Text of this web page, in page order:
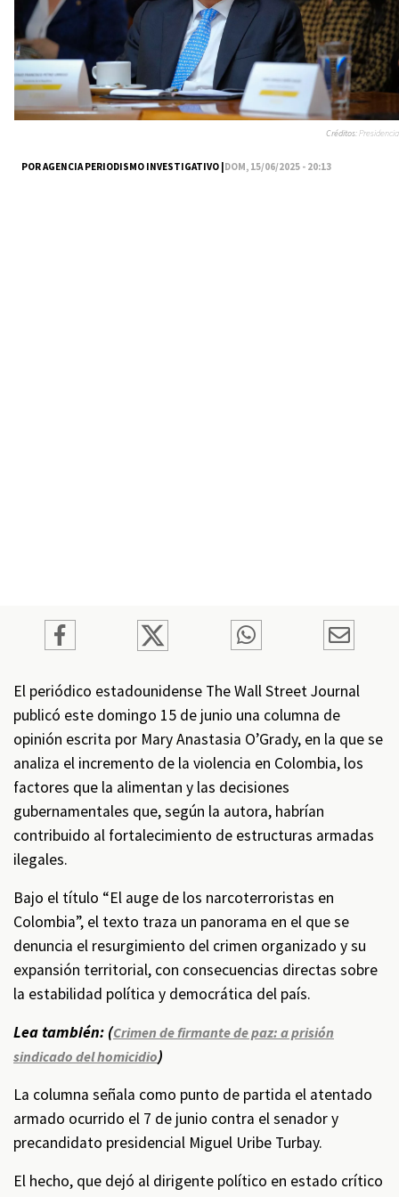
POR AGENCIA PERIODISMO INVESTIGATIVO |DOM, 15/06/2025 - 20:13
Créditos:Presidencia
El periódico estadounidense The Wall Street Journal
publicó este domingo 15 de junio una columna de
opinión escrita por Mary Anastasia O’Grady, en la que se
analiza el incremento de la violencia en Colombia, los
factores que la alimentan y las decisiones
gubernamentales que, según la autora, habrían
contribuido al fortalecimiento de estructuras armadas
ilegales.
Bajo el título “El auge de los narcoterroristas en
Colombia”, el texto traza un panorama en el que se
denuncia el resurgimiento del crimen organizado y su
expansión territorial, con consecuencias directas sobre
la estabilidad política y democrática del país.
Lea también: (Crimen de firmante de paz: a prisión
sindicado del homicidio)
La columna señala como punto de partida el atentado
armado ocurrido el 7 de junio contra el senador y
precandidato presidencial Miguel Uribe Turbay.
El hecho, que dejó al dirigente político en estado crítico